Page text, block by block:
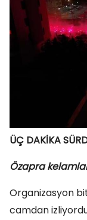
ÜÇ DAKİKA
Özapra
Organizasyon
camdan